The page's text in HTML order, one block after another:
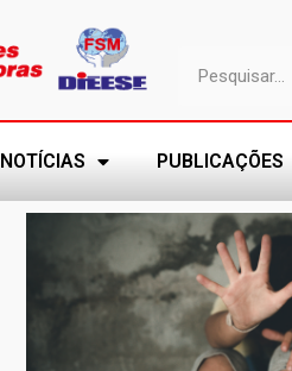
NOTÍCIAS PUBLICAÇÕES